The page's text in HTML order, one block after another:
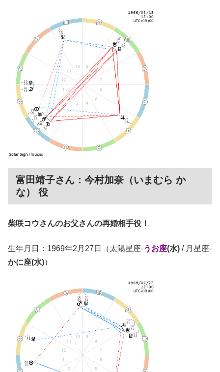
富田靖子さん：今村加奈（いまむら か
な） 役
柴咲コウさんのお父さんの再婚相手役！
生年月日：1969年2月27日（太陽星座-うお座(水) / 月星座-
かに座(水)）